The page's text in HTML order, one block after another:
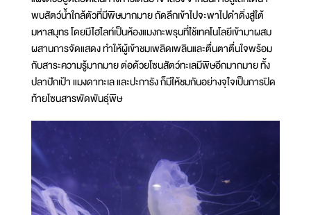
พบสัตว์น้ำใกล้ตัวที่มีพิษมากมาย ถัดลึกเข้าไปจะพาไปดำดิ่งสู่ใต้
มหาสมุทร โดยมีไฮไลท์เป็นห้องแมงกะพรุนที่ใช้เทคโนโลยีเข้ามาผสม
ผสานการจัดแสดง ทำให้ผู้เข้าชมเพลิดเพลินและตื่นตาตื่นใจพร้อม
กับสาระความรู้มากมาย ต่อด้วยโซนสัตว์ทะเลมีพิษอีกมากมาย ทั้ง
ปลาปักเป้า แมงดาทะเล และปะการัง ก็มีให้ชมกันอย่างจุใจเป็นการปิด
ท้ายโซนสารพัดพันธุ์พิษ